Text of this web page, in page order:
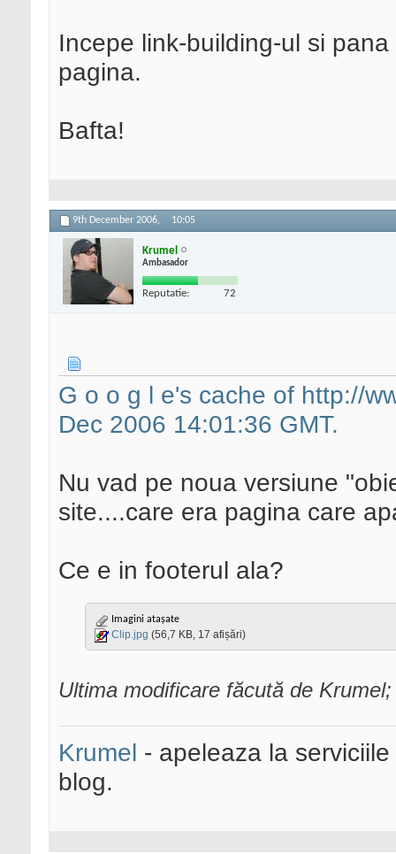
Incepe link-building-ul si
pagina.
Bafta!
9th December 2006, 10:05
Krumel
Ambasador
Reputatie: 72
G o o g l e's cache of http://
Dec 2006 14:01:36 GMT.
Nu vad pe noua versiune
site....care era pagina care
Ce e in footerul ala?
Imagini atașate
Clip.jpg (56,7 KB, 17 afișări)
Ultima modificare făcută de
Krumel - apeleaza la
blog.